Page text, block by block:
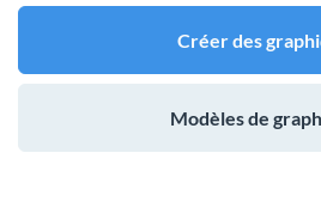
Créer des
Modèles de